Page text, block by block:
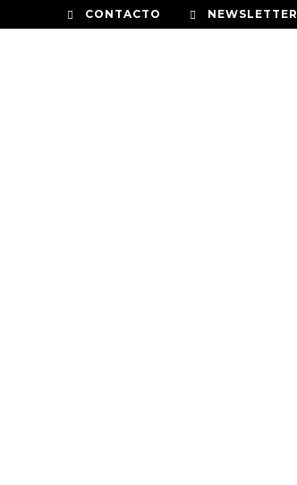
CONTACTO NEWSLETTER